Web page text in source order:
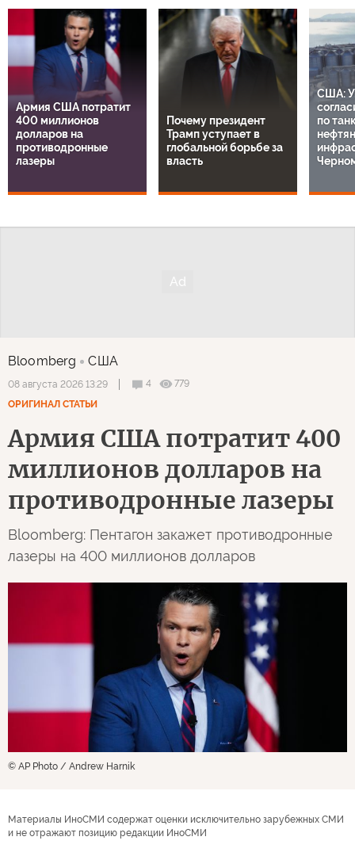
Армия США потратит
400 миллионов
долларов на
противодронные
лазеры
Почему президент
Трамп уступает в
глобальной борьбе за
власть
США:
по
Bloomberg США
08 августа 2026 13:29 4
779
ОРИГИНАЛ СТАТЬИ
Армия США потратит 400
миллионов долларов на
противодронные лазеры
Bloomberg: Пентагон закажет противодронные
лазеры на 400 миллионов долларов
© AP Photo / Andrew Harnik
Материалы ИноСМИ содержат оценки исключительно зарубежных СМИ
и не отражают позицию редакции ИноСМИ